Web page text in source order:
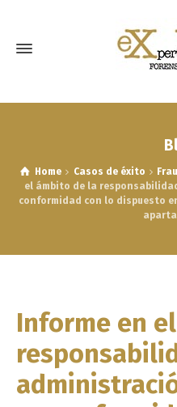
Home Casos de éxito
el ámbito de la
conformidad con lo dispuesto
Informe en